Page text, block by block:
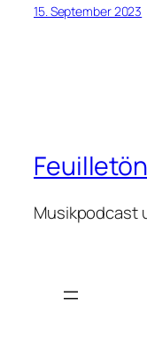
15. September 2023
Musikpodcast